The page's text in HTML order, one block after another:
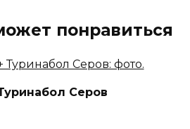
понравиться
Серов